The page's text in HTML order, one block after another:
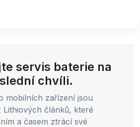
servis baterie na
chvíli.
mobilních zařízení jsou
Lithiových článků, které
a časem ztrácí své